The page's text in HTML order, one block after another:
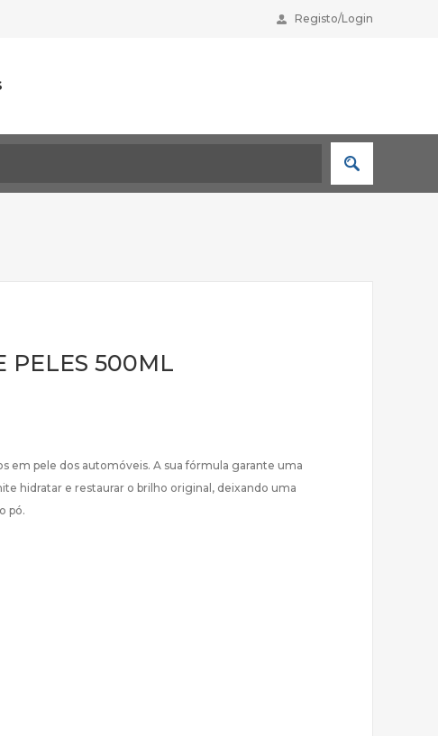
Registo/Login
PELES 500ML
em pele dos automóveis. A sua fórmula garante uma
hidratar e restaurar o brilho original, deixando uma
pó.